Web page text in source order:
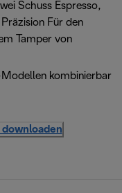
Schuss Espresso,
Für den
Tamper von
kombinierbar